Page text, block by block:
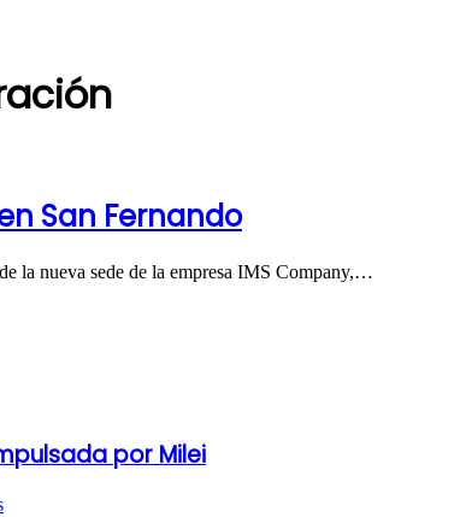
San Fernando
la nueva sede de la empresa IMS Company,…
por Milei